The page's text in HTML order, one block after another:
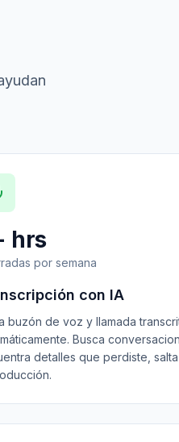
hrs
por semana
con IA
buzón de voz y llamada
Busca
detalles que perdiste,